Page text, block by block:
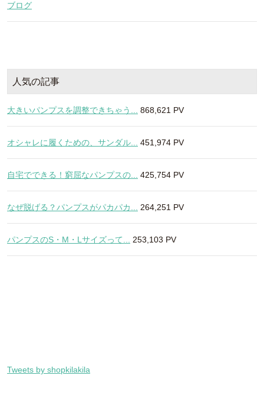
ブログ
人気の記事
大きいパンプスを調整できちゃう... 868,621 PV
オシャレに履くための、サンダル... 451,974 PV
自宅でできる！窮屈なパンプスの... 425,754 PV
なぜ脱げる？パンプスがパカパカ... 264,251 PV
パンプスのS・M・Lサイズって... 253,103 PV
Tweets by shopkilakila